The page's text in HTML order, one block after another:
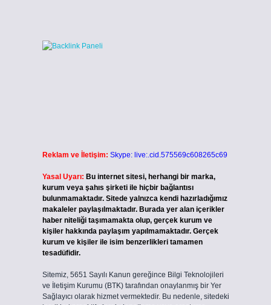
Reklam ve İletişim: Skype: live:.cid.575569c608265c69
Yasal Uyarı: Bu internet sitesi, herhangi bir marka,
kurum veya şahıs şirketi ile hiçbir bağlantısı
bulunmamaktadır. Sitede yalnızca kendi hazırladığımız
makaleler paylaşılmaktadır. Burada yer alan içerikler
haber niteliği taşımamakta olup, gerçek kurum ve
kişiler hakkında paylaşım yapılmamaktadır. Gerçek
kurum ve kişiler ile isim benzerlikleri tamamen
tesadüfidir.
Sitemiz, 5651 Sayılı Kanun gereğince Bilgi Teknolojileri
ve İletişim Kurumu (BTK) tarafından onaylanmış bir Yer
Sağlayıcı olarak hizmet vermektedir. Bu nedenle, sitedeki